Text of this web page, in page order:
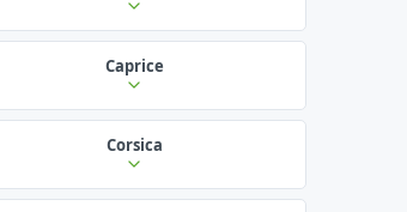
Caprice
Corsica